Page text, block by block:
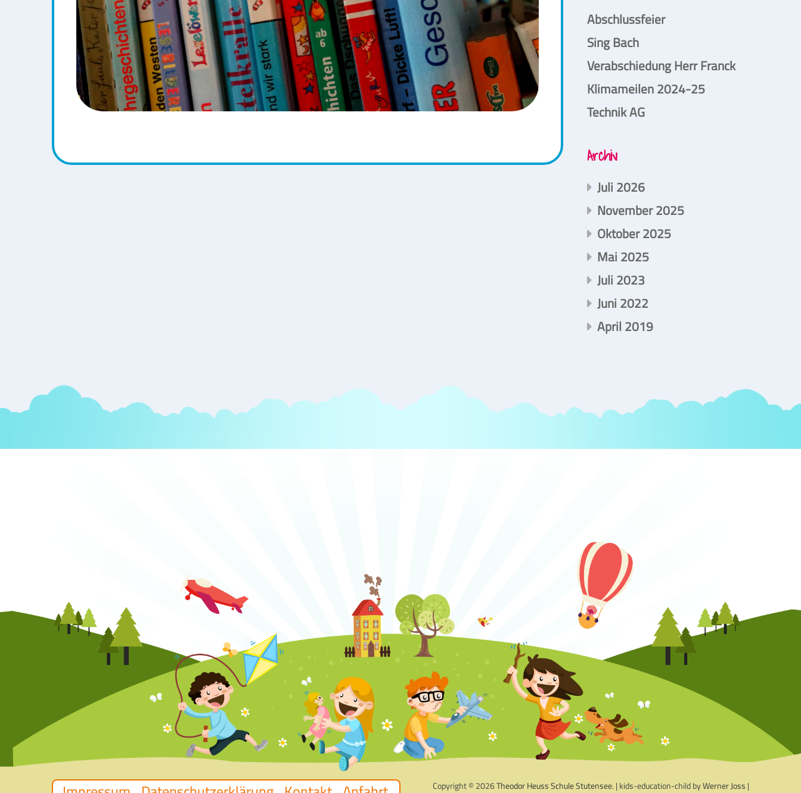
Abschlussfeier
Sing Bach
Verabschiedung Herr Franck
Klimameilen 2024-25
Technik AG
Archiv
Juli 2026
November 2025
Oktober 2025
Mai 2025
Juli 2023
Juni 2022
April 2019
Copyright © 2026Theodor Heuss Schule Stutensee. | kids-education-child byWerner Joss |